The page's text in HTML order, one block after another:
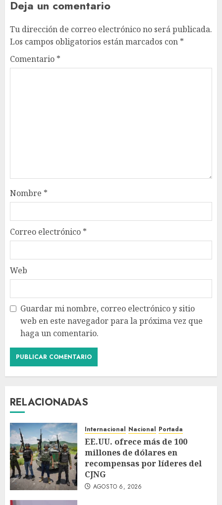
Deja un comentario
Tu dirección de correo electrónico no será publicada.
Los campos obligatorios están marcados con *
Comentario *
Nombre *
Correo electrónico *
Web
Guardar mi nombre, correo electrónico y sitio
web en este navegador para la próxima vez que
haga un comentario.
RELACIONADAS
Internacional Nacional Portada
EE.UU. ofrece más de 100
millones de dólares en
recompensas por líderes del
CJNG
AGOSTO 6, 2026